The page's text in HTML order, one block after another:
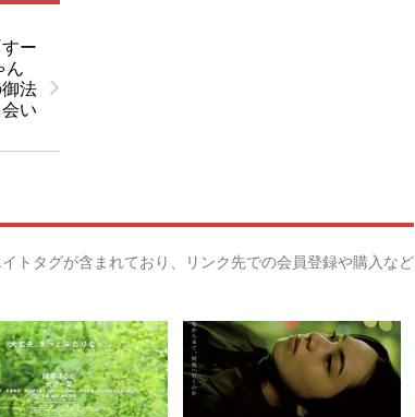
ー
ん
法
い
トタグが含まれており、リンク先での会員登録や購入など